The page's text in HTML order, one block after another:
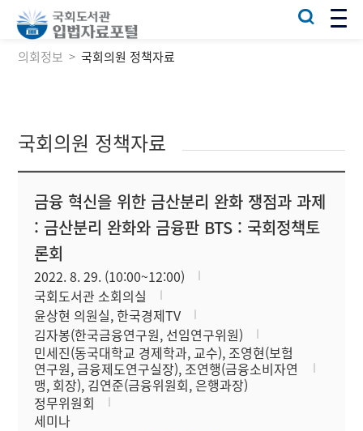
의회정보 국회의원 정책자료
국회의원 정책자료
금융 혁신을 위한 금산분리 완화 쟁점과 과제
: 금산분리 완화와 금융판 BTS : 국회정책토
론회
2022. 8. 29. (10:00~12:00)
국회도서관 소회의실
윤상현 의원실, 한국경제TV
김자봉(한국금융연구원, 선임연구위원)
민세진(동국대학교 경제학과, 교수), 조영현(보험
연구원, 금융제도연구실장), 조연행(금융소비자연
맹, 회장), 김연준(금융위원회, 은행과장)
정무위원회
세미나